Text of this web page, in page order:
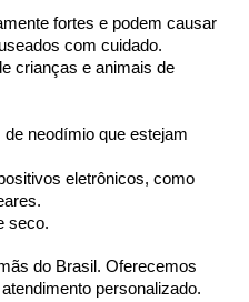
fortes e podem causar
com cuidado.
crianças e animais de
neodímio que estejam
eletrônicos, como
seco.
do Brasil. Oferecemos
personalizado.